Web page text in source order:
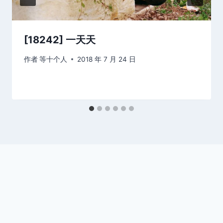
[18242] 一天天
作者等十个人 2018 年 7 月 24 日